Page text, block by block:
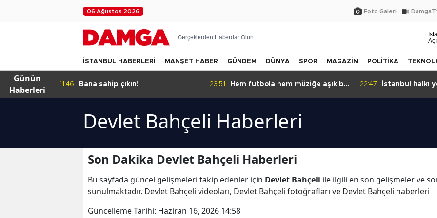
06 Ağustos 2026 Foto Galeri
Gerçeklerden Haberdar Olun
İSTANBUL HABERLERİ MANŞET HABER GÜNDEM DÜNYA SPOR MAGAZİN POLİTİKA
Günün
Haberleri
11:46 Bana sahip çıkın! 23:51
Hem futbola hem müziğe aşık bir
22:47 İstanbul halkı
Devlet Bahçeli Haberleri
Son Dakika Devlet Bahçeli Haberleri
Bu sayfada güncel gelişmeleri takip edenler için Devlet Bahçeli ile ilgili en son gelişmeler ve
sunulmaktadır. Devlet Bahçeli videoları, Devlet Bahçeli fotoğrafları ve Devlet Bahçeli haberleri
Güncelleme Tarihi: Haziran 16, 2026 14:58